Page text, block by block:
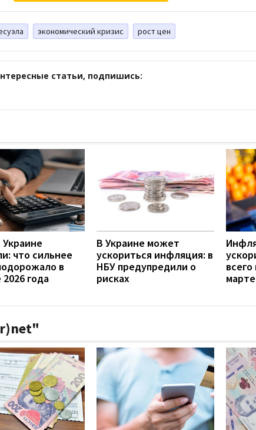
экономический кризис рост цен
статьи, подпишись:
что сильнее
в
года
В Украине может
ускориться инфляция: в
НБУ предупредили о
рисках
марте